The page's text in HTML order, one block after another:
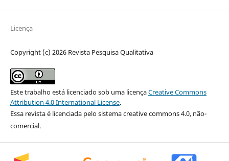
Licença
Copyright (c) 2026 Revista Pesquisa Qualitativa
Este trabalho está licenciado sob uma licençaCreative Commons
Attribution 4.0 International License.
Essa revista é licenciada pelo sistema creative commons 4.0, não-
comercial.